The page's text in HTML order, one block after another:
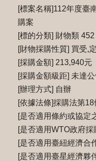
[標案名稱]112年度臺
購案
[標的分類] 財物類
[財物採購性質] 買受,
[採購金額] 213,940元
[採購金額級距] 未達
[辦理方式] 自辦
[依據法條]採購法第
[是否適用條約或協定
[是否適用WTO政府
[是否適用臺紐經濟合
[是否適用臺星經濟夥